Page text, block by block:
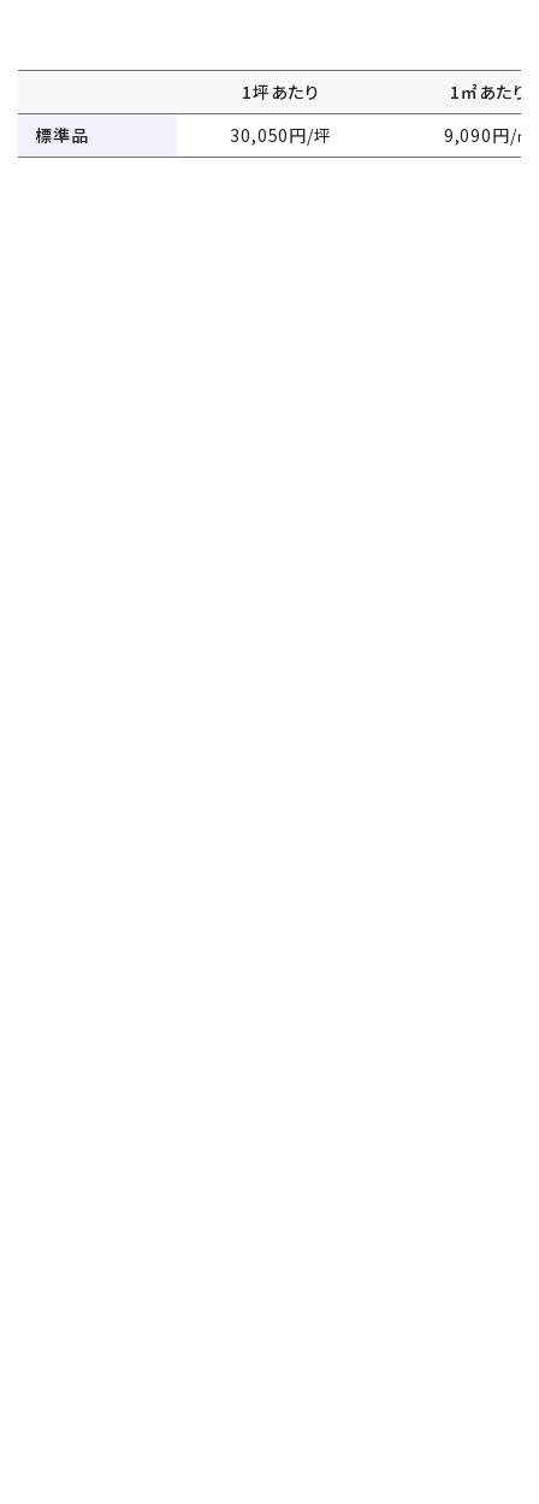
1坪あたり
1㎡あたり
標準品
30,050円/坪 9,090円/㎡